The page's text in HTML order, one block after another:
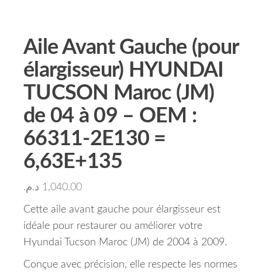
Aile Avant Gauche (pour
élargisseur) HYUNDAI
TUCSON Maroc (JM)
de 04 à 09 – OEM :
66311-2E130 =
6,63E+135
1,040.00 د.م.
Cette aile avant gauche pour élargisseur est
idéale pour restaurer ou améliorer votre
Hyundai Tucson Maroc (JM) de 2004 à 2009.
Conçue avec précision, elle respecte les normes